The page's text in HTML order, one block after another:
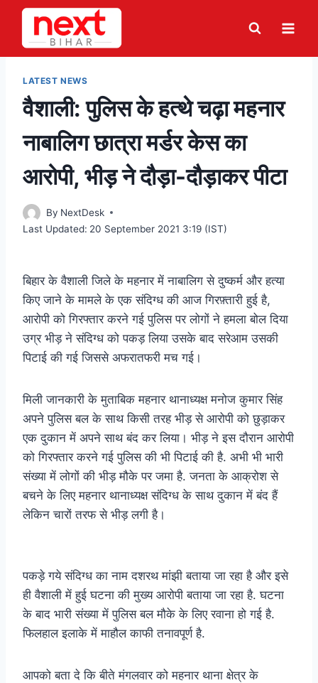
Skip
content
LATEST NEWS
वैशाली: पुलिस के हत्थे चढ़ा महनार
नाबालिग छात्रा मर्डर केस का
आरोपी, भीड़ ने दौड़ा-दौड़ाकर पीटा
By NextDesk
Last Updated: 20 September 2021 3:19 (IST)
बिहार के वैशाली जिले के महनार में नाबालिग से दुष्कर्म और हत्या
किए जाने के मामले के एक संदिग्ध की आज गिरफ़्तारी हुई है,
आरोपी को गिरफ्तार करने गई पुलिस पर लोगों ने हमला बोल दिया
उग्र भीड़ ने संदिग्ध को पकड़ लिया उसके बाद सरेआम उसकी
पिटाई की गई जिससे अफरातफरी मच गई।
मिली जानकारी के मुताबिक महनार थानाध्यक्ष मनोज कुमार सिंह
अपने पुलिस बल के साथ किसी तरह भीड़ से आरोपी को छुड़ाकर
एक दुकान में अपने साथ बंद कर लिया। भीड़ ने इस दौरान आरोपी
को गिरफ्तार करने गई पुलिस की भी पिटाई की है. अभी भी भारी
संख्या में लोगों की भीड़ मौके पर जमा है. जनता के आक्रोश से
बचने के लिए महनार थानाध्यक्ष संदिग्ध के साथ दुकान में बंद हैं
लेकिन चारों तरफ से भीड़ लगी है।
पकड़े गये संदिग्ध का नाम दशरथ मांझी बताया जा रहा है और इसे
ही वैशाली में हुई घटना की मुख्य आरोपी बताया जा रहा है. घटना
के बाद भारी संख्या में पुलिस बल मौके के लिए रवाना हो गई है.
फिलहाल इलाके में माहौल काफी तनावपूर्ण है.
आपको बता दे कि बीते मंगलवार को महनार थाना क्षेत्र के